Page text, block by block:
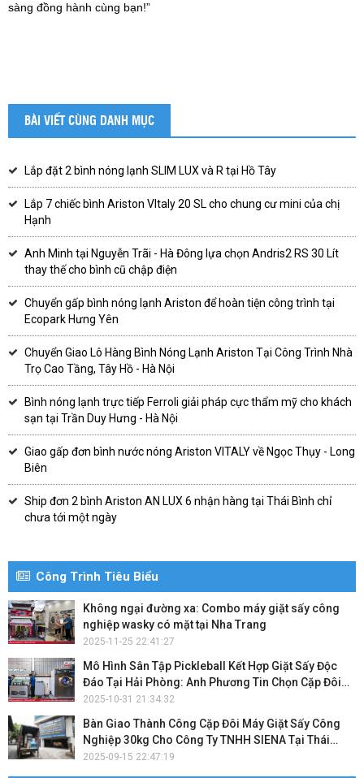
sàng đồng hành cùng bạn!”
BÀI VIẾT CÙNG DANH MỤC
Lắp đặt 2 bình nóng lạnh SLIM LUX và R tại Hồ Tây
Lắp 7 chiếc bình Ariston VItaly 20 SL cho chung cư mini của chị
Hạnh
Anh Minh tại Nguyễn Trãi - Hà Đông lựa chọn Andris2 RS 30 Lít
thay thế cho bình cũ chập điện
Chuyển gấp bình nóng lạnh Ariston để hoàn tiện công trình tại
Ecopark Hưng Yên
Chuyển Giao Lô Hàng Bình Nóng Lạnh Ariston Tại Công Trình Nhà
Trọ Cao Tầng, Tây Hồ - Hà Nội
Bình nóng lạnh trực tiếp Ferroli giải pháp cực thẩm mỹ cho khách
sạn tại Trần Duy Hưng - Hà Nội
Giao gấp đơn bình nước nóng Ariston VITALY về Ngọc Thụy - Long
Biên
Ship đơn 2 bình Ariston AN LUX 6 nhận hàng tại Thái Bình chỉ
chưa tới một ngày
Công Trình Tiêu Biểu
Không ngại đường xa: Combo máy giặt sấy công
nghiệp wasky có mặt tại Nha Trang
2025-11-25 22:41:27
Mô Hình Sân Tập Pickleball Kết Hợp Giặt Sấy Độc
Đáo Tại Hải Phòng: Anh Phương Tin Chọn Cặp Đôi
Máy Giặt Wasky
2025-10-31 21:34:32
Bàn Giao Thành Công Cặp Đôi Máy Giặt Sấy Công
Nghiệp 30kg Cho Công Ty TNHH SIENA Tại Thái
Nguyên
2025-09-15 22:47:19